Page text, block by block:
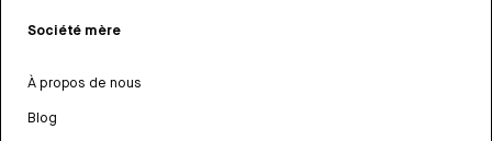
Société mère
À propos de nous
Blog